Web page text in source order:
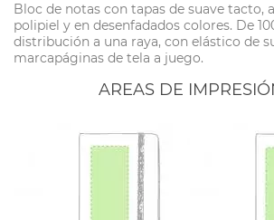
Bloc de notas con tapas de suave tacto,
polipiel y en desenfadados colores. De
distribución a una raya, con elástico de
marcapáginas de tela a juego.
AREAS DE